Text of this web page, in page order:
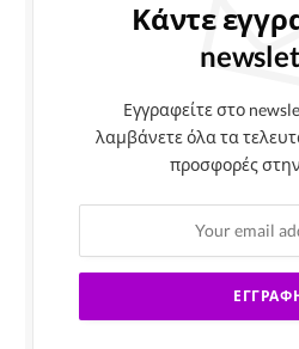
Κάντε
Εγγραφείτε στο
λαμβάνετε όλα τα
προσφορές